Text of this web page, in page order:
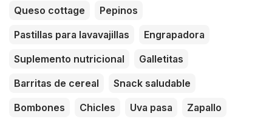
Queso cottage
Pepinos
Pastillas para lavavajillas
Engrapadora
Suplemento nutricional
Galletitas
Barritas de cereal
Snack saludable
Bombones
Chicles Uva pasa
Zapallo